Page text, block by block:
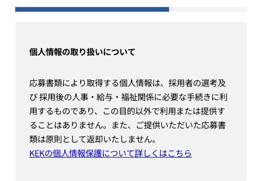
個人情報の取り扱いについて
応募書類により取得する個人情報は、採用者の選考及
び 採用後の人事・給与・福祉関係に必要な手続きに利
用するものであり、この目的以外で利用または提供す
ることはありません。また、ご提供いただいた応募書
類は原則として返却いたしません。
KEKの個人情報保護について詳しくはこちら